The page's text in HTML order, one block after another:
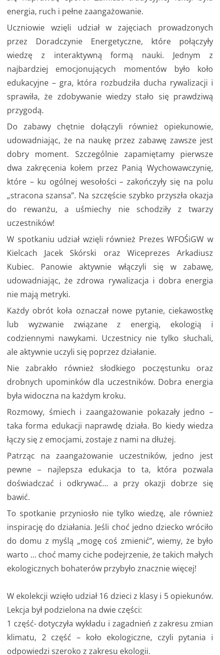
energia, ruch i pełne zaangażowanie.
Uczniowie wzięli udział w zajęciach prowadzonych
przez Doradczynie Energetyczne, które połączyły
wiedzę z interaktywną formą nauki. Jednym z
najbardziej emocjonujących momentów było koło
edukacyjne – gra, która rozbudziła ducha rywalizacji i
sprawiła, że zdobywanie wiedzy stało się prawdziwą
przygodą.
Do zabawy chętnie dołączyli również opiekunowie,
udowadniając, że na naukę przez zabawę zawsze jest
dobry moment. Szczególnie zapamiętamy pierwsze
dwa zakręcenia kołem przez Panią Wychowawczynię,
które – ku ogólnej wesołości – zakończyły się na polu
„stracona szansa”. Na szczęście szybko przyszła okazja
do rewanżu, a uśmiechy nie schodziły z twarzy
uczestników!
W spotkaniu udział wzięli również Prezes WFOŚiGW w
Kielcach Jacek Skórski oraz Wiceprezes Arkadiusz
Kubiec. Panowie aktywnie włączyli się w zabawę,
udowadniając, że zdrowa rywalizacja i dobra energia
nie mają metryki.
Każdy obrót koła oznaczał nowe pytanie, ciekawostkę
lub wyzwanie związane z energią, ekologią i
codziennymi nawykami. Uczestnicy nie tylko słuchali,
ale aktywnie uczyli się poprzez działanie.
Nie zabrakło również słodkiego poczęstunku oraz
drobnych upominków dla uczestników. Dobra energia
była widoczna na każdym kroku.
Rozmowy, śmiech i zaangażowanie pokazały jedno –
taka forma edukacji naprawdę działa. Bo kiedy wiedza
łączy się z emocjami, zostaje z nami na dłużej.
Patrząc na zaangażowanie uczestników, jedno jest
pewne – najlepsza edukacja to ta, która pozwala
doświadczać i odkrywać… a przy okazji dobrze się
bawić.
To spotkanie przyniosło nie tylko wiedzę, ale również
inspirację do działania. Jeśli choć jedno dziecko wróciło
do domu z myślą „mogę coś zmienić”, wiemy, że było
warto … choć mamy ciche podejrzenie, że takich małych
ekologicznych bohaterów przybyło znacznie więcej!
W ekolekcji wzięło udział 16 dzieci z klasy i 5 opiekunów.
Lekcja był podzielona na dwie części:
1 część- dotyczyła wykładu i zagadnień z zakresu zmian
klimatu, 2 część – koło ekologiczne, czyli pytania i
odpowiedzi szeroko z zakresu ekologii.